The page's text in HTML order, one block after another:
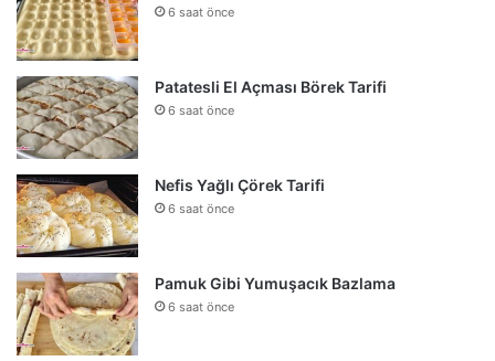
6 saat önce
Patatesli El Açması Börek Tarifi
6 saat önce
Nefis Yağlı Çörek Tarifi
6 saat önce
Pamuk Gibi Yumuşacık Bazlama
6 saat önce